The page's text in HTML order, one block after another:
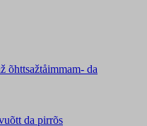
õhttsažtåimmam- da
da pirrõs